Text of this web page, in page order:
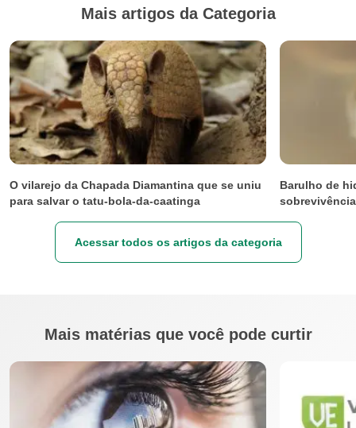
Mais artigos da Categoria
O vilarejo da Chapada Diamantina que se uniu
para salvar o tatu-bola-da-caatinga
Barulho de
Acessar todos os artigos da categoria
Mais matérias que você pode curtir